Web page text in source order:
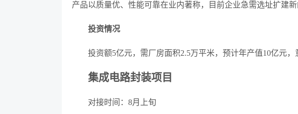
产品以质量优、性能可靠在业内著称，目前企业急需选址扩建新
投资情况
投资额5亿元，需厂房面积2.5万平米，预计年产值10亿元
集成电路封装项目
对接时间： 8月上旬